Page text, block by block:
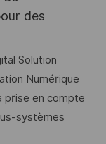
des
Solution
Numérique
prise en compte
systèmes